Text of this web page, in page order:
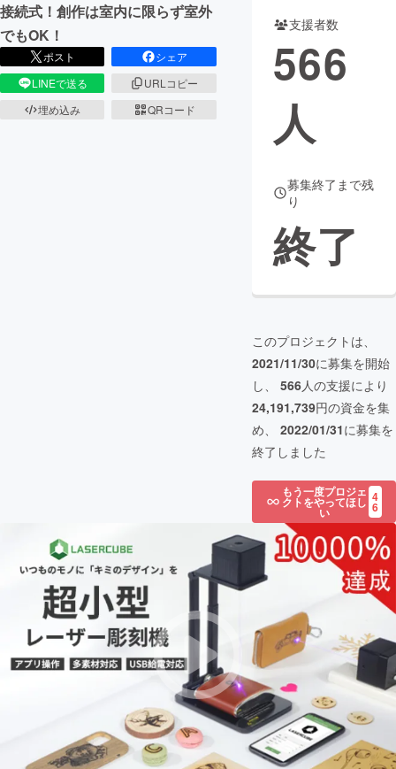
接続式！創作は室内に限らず室外
でもOK！
ポスト
シェア
LINEで送る
URLコピー
埋め込み
QRコード
支援者数
566
人
募集終了まで残
り
終了
このプロジェクトは、
2021/11/30に募集を開始
し、 566人の支援により
24,191,739円の資金を集
め、 2022/01/31に募集を
終了しました
もう一度プロジェ
クトをやってほし
い
4
6